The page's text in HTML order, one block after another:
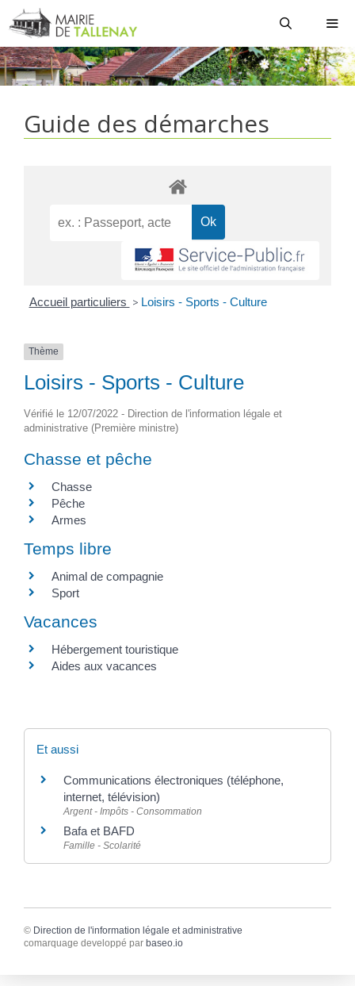
Aller
au
contenu
Guide des démarches
Accueil particuliers > Loisirs - Sports - Culture
Thème
Loisirs - Sports - Culture
Vérifié le 12/07/2022 - Direction de l'information légale et
administrative (Première ministre)
Chasse et pêche
Chasse
Pêche
Armes
Temps libre
Animal de compagnie
Sport
Vacances
Hébergement touristique
Aides aux vacances
Et aussi
Communications électroniques (téléphone,
internet, télévision)
Argent - Impôts - Consommation
Bafa et BAFD
Famille - Scolarité
© Direction de l'information légale et administrative
comarquage developpé par baseo.io